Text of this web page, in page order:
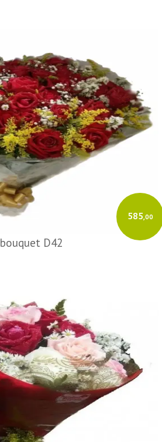
585,00
bouquet D42